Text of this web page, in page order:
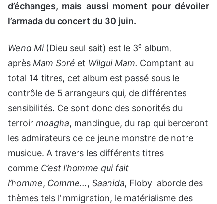
d’échanges, mais aussi moment pour dévoiler
l’armada du concert du 30 juin.
Wend Mi(Dieu seul sait) est le 3e album,
après Mam Soré et Wilgui Mam. Comptant au
total 14 titres, cet album est passé sous le
contrôle de 5 arrangeurs qui, de différentes
sensibilités. Ce sont donc des sonorités du
terroir moagha, mandingue, du rap qui berceront
les admirateurs de ce jeune monstre de notre
musique. A travers les différents titres
comme C’est l’homme qui fait
l’homme, Comme…, Saanida, Floby aborde des
thèmes tels l’immigration, le matérialisme des